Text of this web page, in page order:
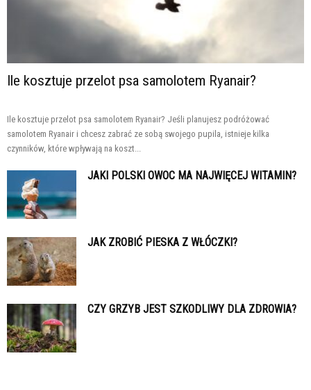
Ile kosztuje przelot psa samolotem Ryanair?
Ile kosztuje przelot psa samolotem Ryanair? Jeśli planujesz podróżować
samolotem Ryanair i chcesz zabrać ze sobą swojego pupila, istnieje kilka
czynników, które wpływają na koszt...
JAKI POLSKI OWOC MA NAJWIĘCEJ WITAMIN?
JAK ZROBIĆ PIESKA Z WŁÓCZKI?
CZY GRZYB JEST SZKODLIWY DLA ZDROWIA?